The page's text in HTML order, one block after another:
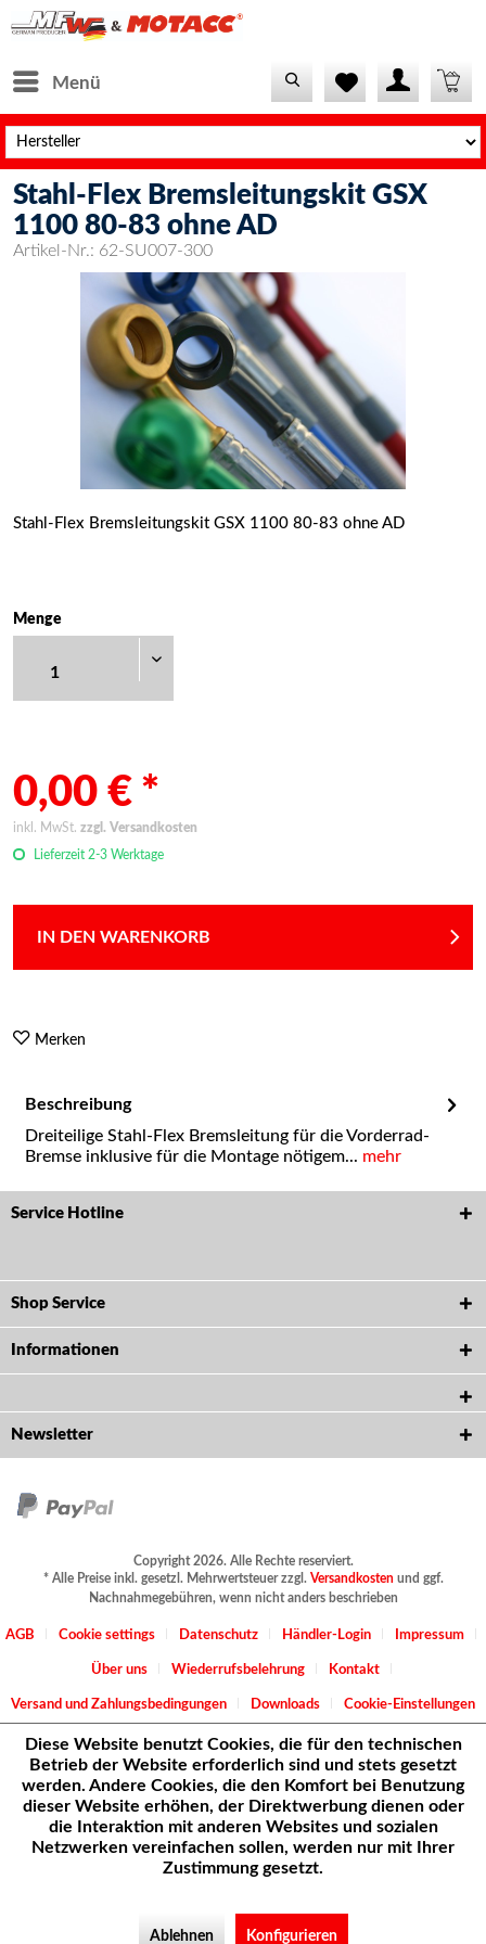
Menü
Stahl-Flex Bremsleitungskit GSX
1100 80-83 ohne AD
Artikel-Nr.: 62-SU007-300
Stahl-Flex Bremsleitungskit GSX 1100 80-83 ohne AD
Menge
0,00 € *
inkl. MwSt. zzgl. Versandkosten
Lieferzeit 2-3 Werktage
IN DEN WARENKORB
Merken
Beschreibung
Dreiteilige Stahl-Flex Bremsleitung für die Vorderrad-
Bremse inklusive für die Montage nötigem... mehr
Service Hotline
Shop Service
Informationen
Newsletter
Copyright 2026. Alle Rechte reserviert.
* Alle Preise inkl. gesetzl. Mehrwertsteuer zzgl. Versandkostenund ggf.
Nachnahmegebühren, wenn nicht anders beschrieben
AGB Cookie settings Datenschutz Händler-Login Impressum
Über uns Wiederrufsbelehrung Kontakt
Versand und Zahlungsbedingungen Downloads Cookie-Einstellungen
Diese Website benutzt Cookies, die für den technischen
Betrieb der Website erforderlich sind und stets gesetzt
werden. Andere Cookies, die den Komfort bei Benutzung
dieser Website erhöhen, der Direktwerbung dienen oder
die Interaktion mit anderen Websites und sozialen
Netzwerken vereinfachen sollen, werden nur mit Ihrer
Zustimmung gesetzt.
Ablehnen Konfigurieren